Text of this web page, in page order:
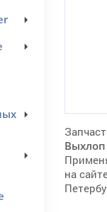
Выхлоп
на